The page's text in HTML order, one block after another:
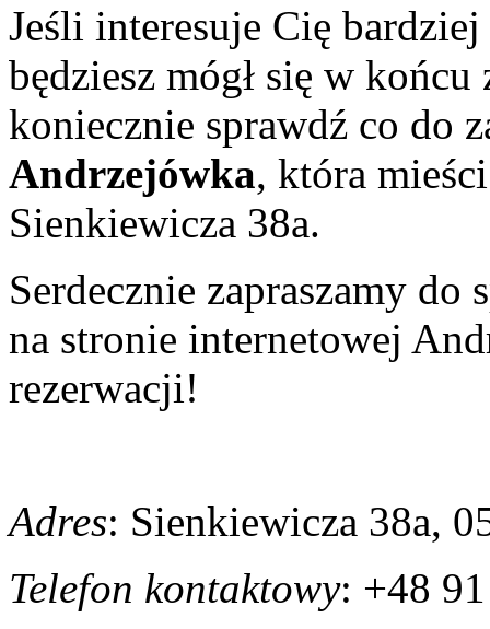
Jeśli interesuje Cię
będziesz mógł się w
koniecznie sprawdź co do
Andrzejówka, która
Sienkiewicza 38a.
Serdecznie zapraszamy
na stronie internetowej
rezerwacji!
Adres: Sienkiewicza 38a,
Telefon kontaktowy: +48